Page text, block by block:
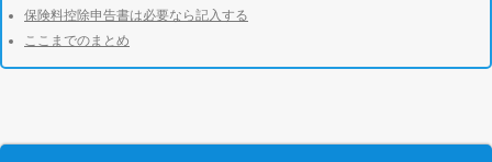
保険料控除申告書は必要なら記入する
ここまでのまとめ